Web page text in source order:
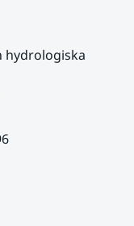
hydrologiska